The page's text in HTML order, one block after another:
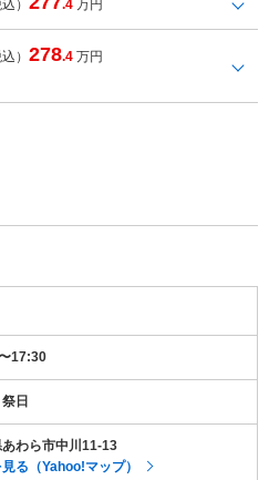
） .4 万円
）278.4 万円
17:30
日
わら市中川11-13
る（Yahoo!マップ）